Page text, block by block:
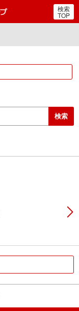
郵便局・日本郵政グルー
検索
TOP